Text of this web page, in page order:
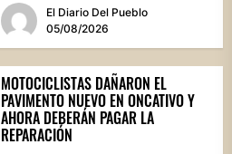
El Diario Del Pueblo
05/08/2026
MOTOCICLISTAS DAÑARON EL
PAVIMENTO NUEVO EN ONCATIVO Y
AHORA DEBERÁN PAGAR LA
REPARACIÓN